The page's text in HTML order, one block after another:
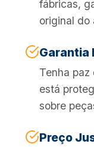
fábricas,
original do
Garantia
Tenha
está
sobre
Preço